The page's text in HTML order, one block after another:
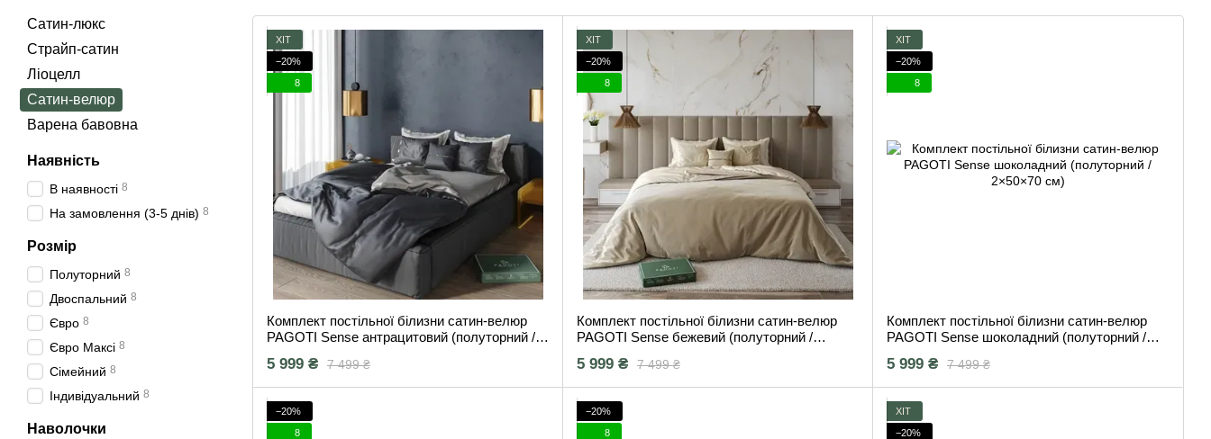
ХІТ
−20%
8
Комплект постільної білизни сатин-велюр
PAGOTI Sense антрацитовий (полуторний /
7 499 ₴
5 999 ₴
ХІТ
−20%
8
Комплект постільної білизни сатин-велюр
PAGOTI Sense бежевий (полуторний /
7 499 ₴
5 999 ₴
ХІТ
−20%
8
Комплект постільної білизни сатин-велюр
PAGOTI Sense шоколадний (полуторний /
7 499 ₴
5 999 ₴
−20%
8
−20%
8
ХІТ
−20%
Сатин-люкс
Страйп-сатин
Ліоцелл
Сатин-велюр
Варена бавовна
Наявність
В наявності 8
На замовлення (3-5 днів) 8
Розмір
Полуторний 8
Двоспальний 8
Євро 8
Євро Максі 8
Сімейний 8
Індивідуальний 8
Наволочки